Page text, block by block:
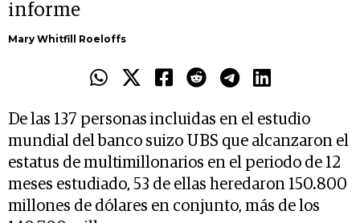
informe
Mary Whitfill Roeloffs
De las 137 personas incluidas en el estudio
mundial del banco suizo UBS que alcanzaron el
estatus de multimillonarios en el periodo de 12
meses estudiado, 53 de ellas heredaron 150.800
millones de dólares en conjunto, más de los